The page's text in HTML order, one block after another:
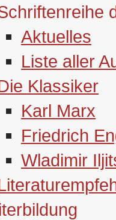
Aktuelles
Liste aller
Klassiker
Karl Marx
Friedrich
Wladimir